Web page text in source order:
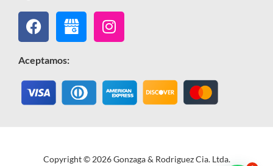
Facebook Instagram
Aceptamos:
Copyright © 2026 Gonzaga & Rodriguez Cia. Ltda.